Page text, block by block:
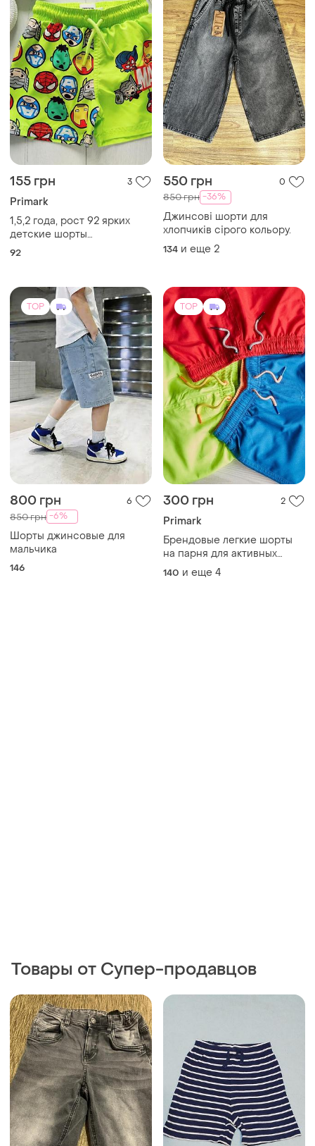
155 грн 3
Primark
1,5,2 года, рост 92 ярких
детские шорты
спайдермен артикул 27125
92
550 грн 0
850 грн -36%
Джинсові шорти для
хлопчиків сірого кольору.
134 и еще 2
TOP
800 грн 6
850 грн -6%
Шорты джинсовые для
мальчика
146
TOP
300 грн 2
Primark
Брендовые легкие шорты
на парня для активных
прогулок и плавания
140 и еще 4
Товары от Супер-продавцов